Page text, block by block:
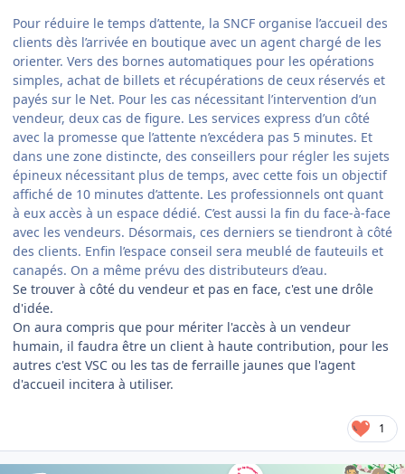
Pour réduire le temps d’attente, la SNCF organise l’accueil des
clients dès l’arrivée en boutique avec un agent chargé de les
orienter. Vers des bornes automatiques pour les opérations
simples, achat de billets et récupérations de ceux réservés et
payés sur le Net. Pour les cas nécessitant l’intervention d’un
vendeur, deux cas de figure. Les services express d’un côté
avec la promesse que l’attente n’excédera pas 5 minutes. Et
dans une zone distincte, des conseillers pour régler les sujets
épineux nécessitant plus de temps, avec cette fois un objectif
affiché de 10 minutes d’attente. Les professionnels ont quant
à eux accès à un espace dédié. C’est aussi la fin du face-à-face
avec les vendeurs. Désormais, ces derniers se tiendront à côté
des clients. Enfin l’espace conseil sera meublé de fauteuils et
canapés. On a même prévu des distributeurs d’eau.
Se trouver à côté du vendeur et pas en face, c'est une drôle
d'idée.
On aura compris que pour mériter l'accès à un vendeur
humain, il faudra être un client à haute contribution, pour les
autres c'est VSC ou les tas de ferraille jaunes que l'agent
d'accueil incitera à utiliser.
1